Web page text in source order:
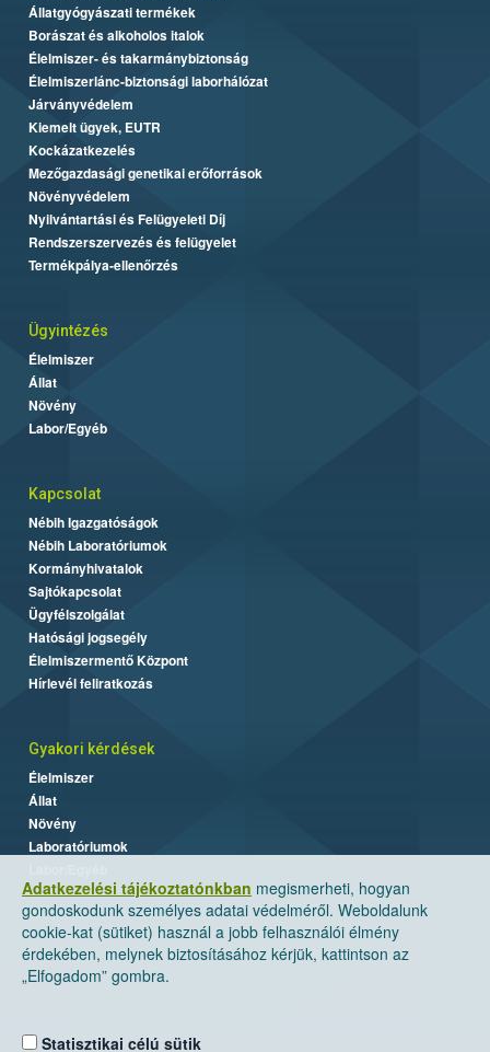
Adatkezelési tájékoztatónkban megismerheti, hogyan
gondoskodunk személyes adatai védelméről. Weboldalunk
cookie-kat (sütiket) használ a jobb felhasználói élmény
érdekében, melynek biztosításához kérjük, kattintson az
„Elfogadom” gombra.
Statisztikai célú sütik
Állatgyógyászati termékek
Borászat és alkoholos italok
Élelmiszer- és takarmánybiztonság
Élelmiszerlánc-biztonsági laborhálózat
Járványvédelem
Kiemelt ügyek, EUTR
Kockázatkezelés
Mezőgazdasági genetikai erőforrások
Növényvédelem
Nyilvántartási és Felügyeleti Díj
Rendszerszervezés és felügyelet
Termékpálya-ellenőrzés
Ügyintézés
Élelmiszer
Állat
Növény
Labor/Egyéb
Kapcsolat
Nébih Igazgatóságok
Nébih Laboratóriumok
Kormányhivatalok
Sajtókapcsolat
Ügyfélszolgálat
Hatósági jogsegély
Élelmiszermentő Központ
Hírlevél feliratkozás
Gyakori kérdések
Élelmiszer
Állat
Növény
Laboratóriumok